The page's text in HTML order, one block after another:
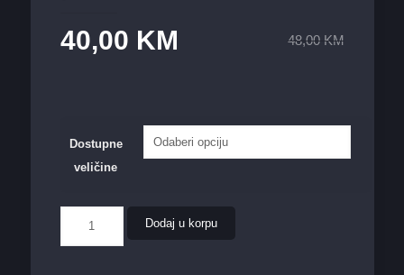
48,00 KM
40,00 KM
Dostupne
veličine
muška
patika
Dodaj u korpu